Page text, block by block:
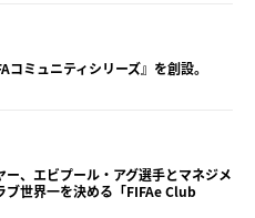
ミュニティシリーズ』を創設。
、エビプール・アグ選手とマネジメ
ブ世界一を決める「FIFAe Club